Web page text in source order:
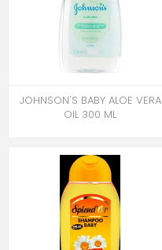
JOHNSON'S BABY ALOE VERA
OIL 300 ML